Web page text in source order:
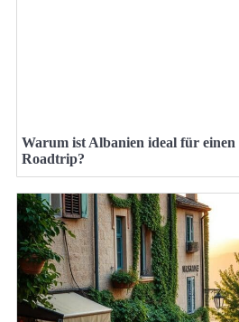
Warum ist Albanien ideal für einen
Roadtrip?